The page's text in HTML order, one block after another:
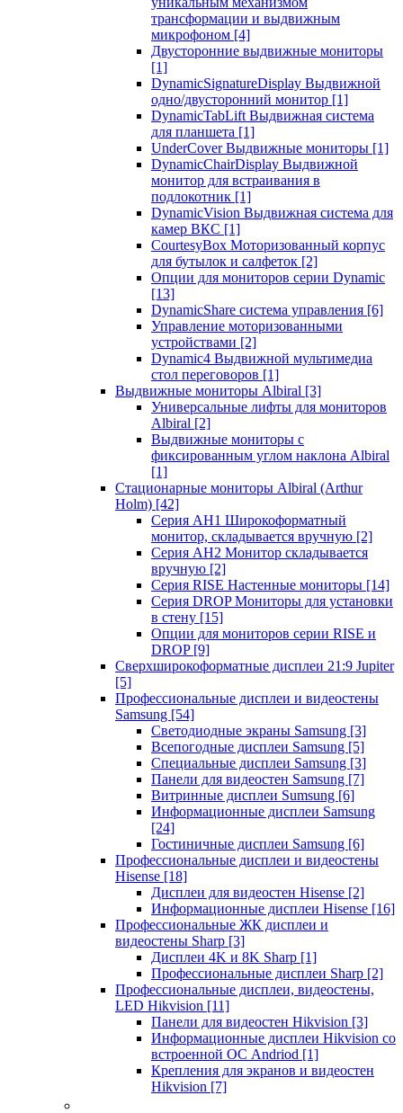
трансформации и выдвижным
микрофоном [4]
Двусторонние выдвижные мониторы
[1]
DynamicSignatureDisplay Выдвижной
одно/двусторонний монитор [1]
DynamicTabLift Выдвижная система
для планшета [1]
UnderCover Выдвижные мониторы [1]
DynamicChairDisplay Выдвижной
монитор для встраивания в
подлокотник [1]
DynamicVision Выдвижная система для
камер ВКС [1]
CourtesyBox Моторизованный корпус
для бутылок и салфеток [2]
Опции для мониторов серии Dynamic
[13]
DynamicShare система управления [6]
Управление моторизованными
устройствами [2]
Dynamic4 Выдвижной мультимедиа
стол переговоров [1]
Выдвижные мониторы Albiral [3]
Универсальные лифты для мониторов
Albiral [2]
Выдвижные мониторы с
фиксированным углом наклона Albiral
[1]
Стационарные мониторы Albiral (Arthur
Holm) [42]
Серия AH1 Широкоформатный
монитор, складывается вручную [2]
Серия AH2 Монитор складывается
вручную [2]
Серия RISE Настенные мониторы [14]
Серия DROP Мониторы для установки
в стену [15]
Опции для мониторов серии RISE и
DROP [9]
Сверхширокоформатные дисплеи 21:9 Jupiter
[5]
Профессиональные дисплеи и видеостены
Samsung [54]
Светодиодные экраны Samsung [3]
Всепогодные дисплеи Samsung [5]
Специальные дисплеи Samsung [3]
Панели для видеостен Samsung [7]
Витринные дисплеи Sumsung [6]
Информационные дисплеи Samsung
[24]
Гостиничные дисплеи Samsung [6]
Профессиональные дисплеи и видеостены
Hisense [18]
Дисплеи для видеостен Hisense [2]
Информационные дисплеи Hisense [16]
Профессиональные ЖК дисплеи и
видеостены Sharp [3]
Дисплеи 4K и 8K Sharp [1]
Профессиональные дисплеи Sharp [2]
Профессиональные дисплеи, видеостены,
LED Hikvision [11]
Панели для видеостен Hikvision [3]
Информационные дисплеи Hikvision со
встроенной ОС Andriod [1]
Крепления для экранов и видеостен
Hikvision [7]